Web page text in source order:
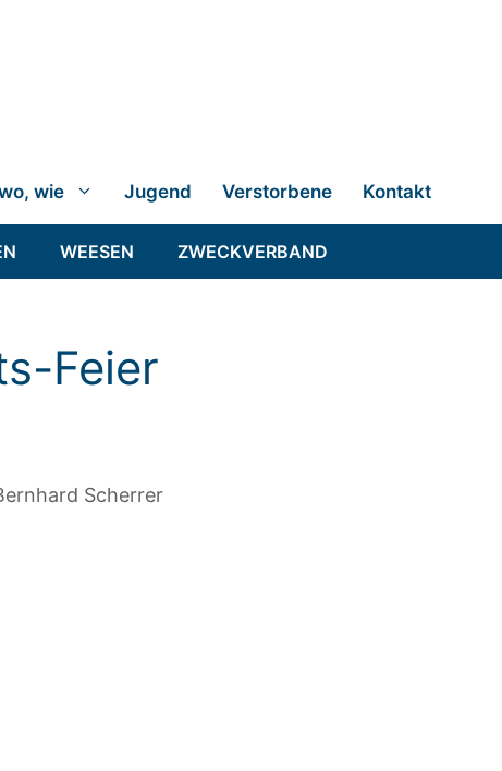
wie Jugend Verstorbene Kontakt
WEESEN ZWECKVERBAND
Feier
Scherrer